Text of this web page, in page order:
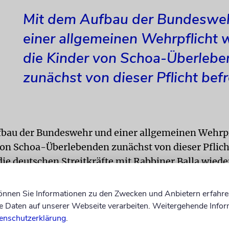
Mit dem Aufbau der
einer allgemeinen Wehrpflicht
die Kinder von Schoa-
zunächst von dieser Pflicht
der Bundeswehr und einer allgemeinen
Schoa-Überlebenden zunächst von dieser
deutschen Streitkräfte mit Rabbiner Balla
und eine Entwicklung, die uns positiv
Zsolt Balla stellte sich mit einem kurzen
Sie Informationen zu den Zwecken und Anbietern
Daten auf unserer Webseite verarbeiten. Weitergehende
.